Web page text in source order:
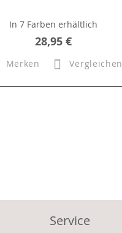
In 7 Farben erhältlich
28,95 €
Merken Vergleichen
Service